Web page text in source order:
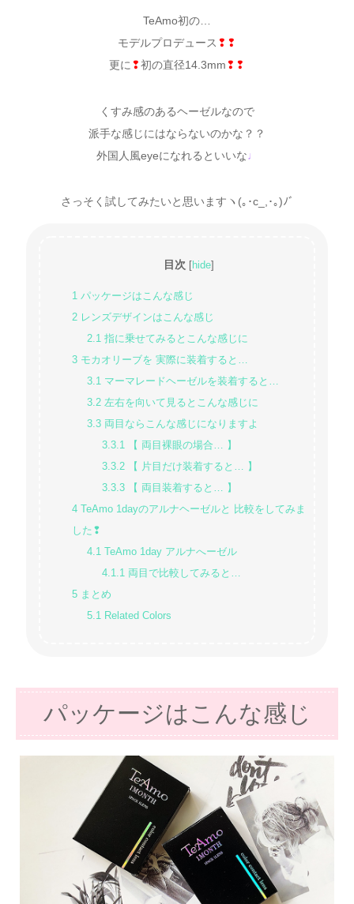
TeAmo初の…
モデルプロデュース ❢❢
更に ❢初の直径14.3mm❢❢
くすみ感のあるヘーゼルなので
派手な感じにはならないのかな？？
外国人風eyeになれるといいな♩
さっそく試してみたいと思いますヽ(｡･c_,･｡)ﾉﾞ
目次 hide
1 パッケージはこんな感じ
2 レンズデザインはこんな感じ
2.1指に乗せてみるとこんな感じに
3 モカオリーブを 実際に装着すると…
3.1マーマレードヘーゼルを装着すると…
3.2左右を向いて見るとこんな感じに
3.3両目ならこんな感じになりますよ
3.3.1【 両目裸眼の場合… 】
3.3.2【 片目だけ装着すると… 】
3.3.3【 両目装着すると… 】
4 TeAmo 1dayのアルナヘーゼルと 比較をしてみま
した❢
4.1TeAmo 1day アルナへーゼル
4.1.1両目で比較してみると…
5 まとめ
5.1Related Colors
パッケージはこんな感じ